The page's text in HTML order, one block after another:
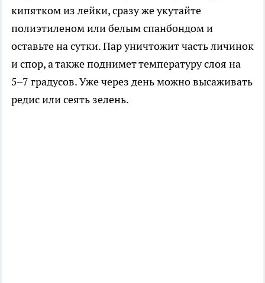
кипятком из лейки, сразу же укутайте
полиэтиленом или белым спанбондом и
оставьте на сутки. Пар уничтожит часть личинок
и спор, а также поднимет температуру слоя на
5–7 градусов. Уже через день можно высаживать
редис или сеять зелень.